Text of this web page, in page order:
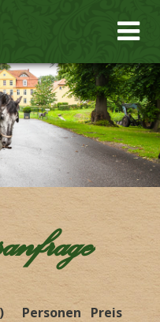
Personen
Preis